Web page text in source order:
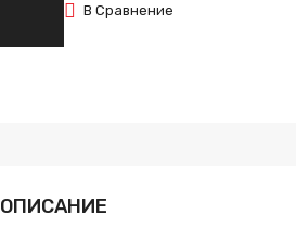
В Сравнение
ОПИСАНИЕ